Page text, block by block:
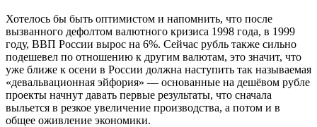
Хотелось бы быть оптимистом и напомнить, что после
вызванного дефолтом валютного кризиса 1998 года, в 1999
году, ВВП России вырос на 6%. Сейчас рубль также сильно
подешевел по отношению к другим валютам, это значит, что
уже ближе к осени в России должна наступить так называемая
«девальвационная эйфория» — основанные на дешёвом рубле
проекты начнут давать первые результаты, что сначала
выльется в резкое увеличение производства, а потом и в
общее оживление экономики.